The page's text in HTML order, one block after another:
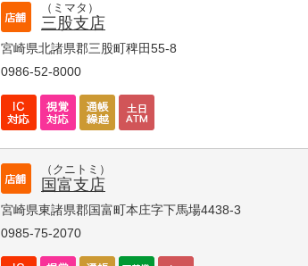
（ミマタ）
三股支店
宮崎県北諸県郡三股町稗田55-8
0986-52-8000
（クニトミ）
国富支店
宮崎県東諸県郡国富町本庄字下馬場4438-3
0985-75-2070